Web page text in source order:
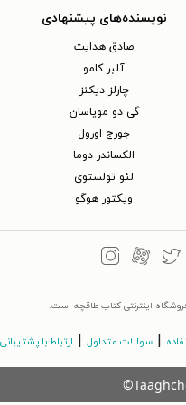
نویسنده‌های پیشنهادی
صادق هدایت
آلبر کامو
چارلز دیکنز
گی دو موپاسان
جورج اورول
الکساندر دوما
لئو تولستوی
ویکتور هوگو
اینترنتی کتاب طاقچه است.
| سوالات متداول | ارتباط با پشتیبانی